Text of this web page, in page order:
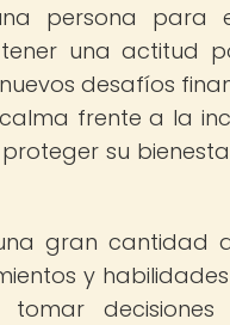
persona para
una actitud
desafíos
frente a la
su
gran cantidad
y
decisiones